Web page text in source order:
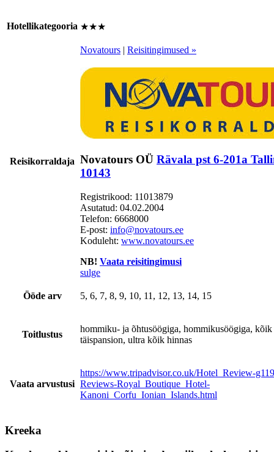
Hotellikategooria ★★★
Reisikorraldaja
Novatours | Reisitingimused »
Novatours OÜ Rävala pst 6-201a
10143
Registrikood: 11013879
Asutatud: 04.02.2004
Telefon: 6668000
E-post: info@novatours.ee
Koduleht: www.novatours.ee
NB! Vaata reisitingimusi
sulge
Ööde arv 5, 6, 7, 8, 9, 10, 11, 12, 13, 14, 15
Toitlustus
hommiku- ja õhtusöögiga, hommikusöögiga, kõik
täispansion, ultra kõik hinnas
Vaata arvustusi
https://www.tripadvisor.co.uk/Hotel_Review-
Reviews-Royal_Boutique_Hotel-
Kanoni_Corfu_Ionian_Islands.html
Kreeka